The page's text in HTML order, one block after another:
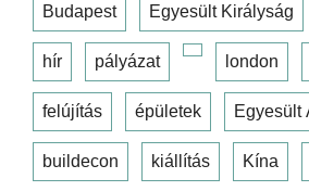
Budapest Egyesült Királyság
hír pályázat london
felújítás épületek Egyesült
buildecon kiállítás Kína